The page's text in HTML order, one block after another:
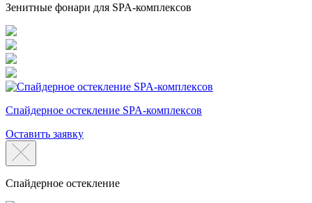
Зенитные фонари для SPA-комплексов
Спайдерное остекление SPA-комплексов
Оставить заявку
Спайдерное остекление